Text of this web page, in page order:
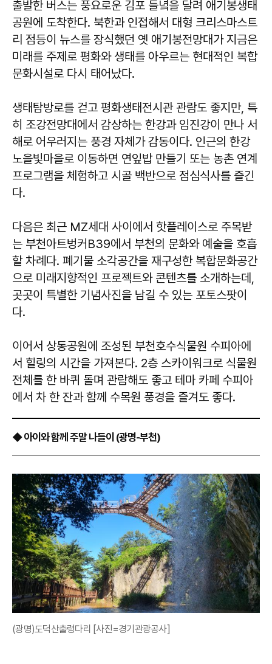
출발한 버스는 풍요로운 김포 들녘을 달려 애기봉생태
공원에 도착한다. 북한과 인접해서 대형 크리스마스트
리 점등이 뉴스를 장식했던 옛 애기봉전망대가 지금은
미래를 주제로 평화와 생태를 아우르는 현대적인 복합
문화시설로 다시 태어났다.
생태탐방로를 걷고 평화생태전시관 관람도 좋지만, 특
히 조강전망대에서 감상하는 한강과 임진강이 만나 서
해로 어우러지는 풍경 자체가 감동이다. 인근의 한강
노을빛마을로 이동하면 연잎밥 만들기 또는 농촌 연계
프로그램을 체험하고 시골 백반으로 점심식사를 즐긴
다.
다음은 최근 MZ세대 사이에서 핫플레이스로 주목받
는 부천아트벙커B39에서 부천의 문화와 예술을 호흡
할 차례다. 폐기물 소각공간을 재구성한 복합문화공간
으로 미래지향적인 프로젝트와 콘텐츠를 소개하는데,
곳곳이 특별한 기념사진을 남길 수 있는 포토스팟이
다.
이어서 상동공원에 조성된 부천호수식물원 수피아에
서 힐링의 시간을 가져본다. 2층 스카이워크로 식물원
전체를 한 바퀴 돌며 관람해도 좋고 테마 카페 수피아
에서 차 한 잔과 함께 수목원 풍경을 즐겨도 좋다.
◆ 아이와 함께 주말 나들이 (광명-부천)
(광명)도덕산출렁다리 [사진=경기관광공사]